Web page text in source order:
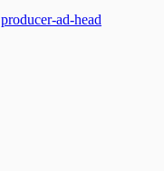
producer-ad-head